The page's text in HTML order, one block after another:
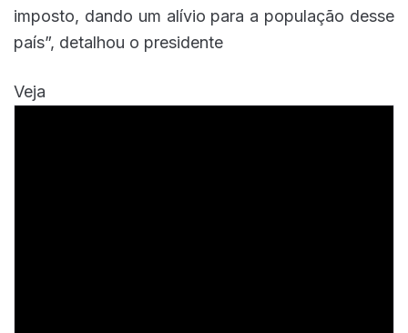
imposto, dando um alívio para a população desse
país”, detalhou o presidente
Veja